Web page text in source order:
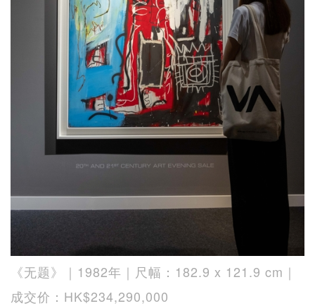
《无题》｜1982年｜尺幅：182.9 x 121.9 cm｜
成交价：HK$234,290,000